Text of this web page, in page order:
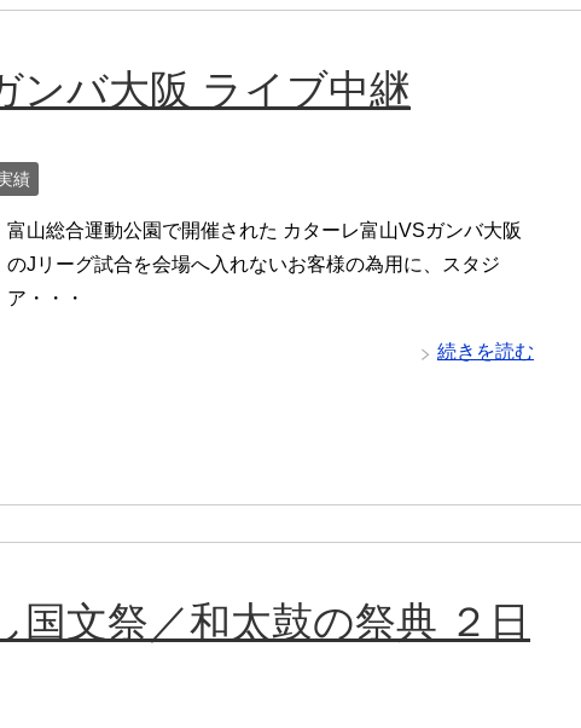
ンバ大阪 ライブ中継
績
富山総合運動公園で開催された カターレ富山VSガンバ大阪
のJリーグ試合を会場へ入れないお客様の為用に、スタジ
ア・・・
続きを読む
国文祭／和太鼓の祭典 ２日